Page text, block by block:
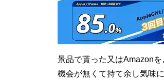
景品で貰った又はAmazon
機会が無くて持て余し気味